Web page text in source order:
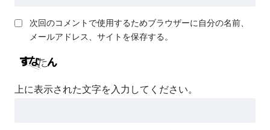
次回のコメントで使用するためブラウザーに自分の名前、
メールアドレス、サイトを保存する。
上に表示された文字を入力してください。